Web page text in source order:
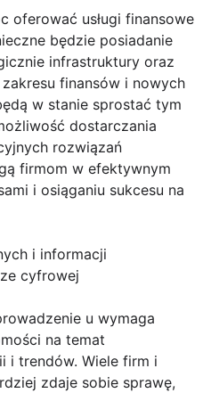
oferować usługi finansowe
będzie posiadanie
infrastruktury oraz
finansów i nowych
w stanie sprostać tym
dostarczania
rozwiązań
firmom w efektywnym
i osiąganiu sukcesu na
i informacji
cyfrowej
u wymaga
na temat
i trendów. Wiele firm i
zdaje sobie sprawę,